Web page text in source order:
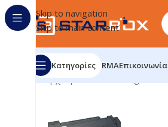
Skip to navigation
Skip to main content
Κατηγορίες RMAΕπικοινωνία
Αρχική σελίδα